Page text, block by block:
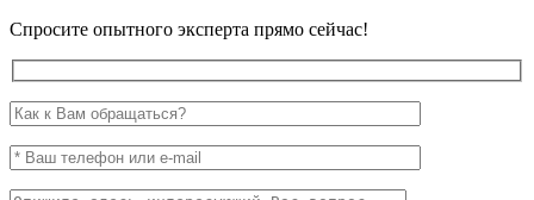
Спросите опытного эксперта прямо сейчас!